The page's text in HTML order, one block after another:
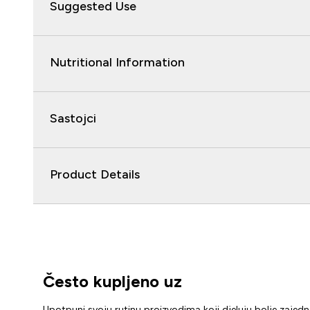
Suggested Use
Nutritional Information
Sastojci
Product Details
Često kupljeno uz